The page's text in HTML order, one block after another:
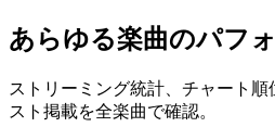
あらゆる楽曲のパフ
ストリーミング統計、チャート順
スト掲載を全楽曲で確認。